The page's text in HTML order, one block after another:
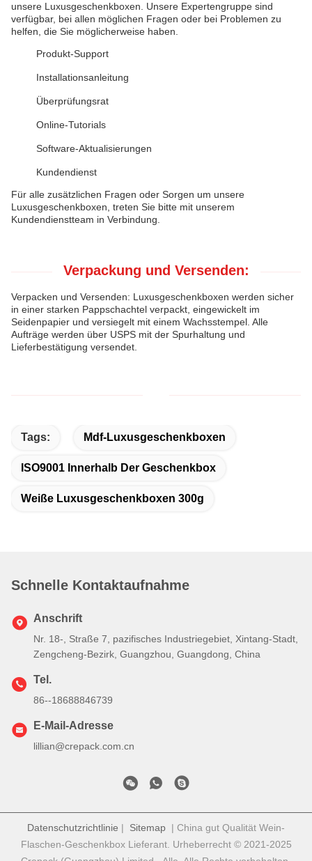
unsere Luxusgeschenkboxen. Unsere Expertengruppe sind
verfügbar, bei allen möglichen Fragen oder bei Problemen zu
helfen, die Sie möglicherweise haben.
Produkt-Support
Installationsanleitung
Überprüfungsrat
Online-Tutorials
Software-Aktualisierungen
Kundendienst
Für alle zusätzlichen Fragen oder Sorgen um unsere
Luxusgeschenkboxen, treten Sie bitte mit unserem
Kundendienstteam in Verbindung.
Verpackung und Versenden:
Verpacken und Versenden: Luxusgeschenkboxen werden sicher
in einer starken Pappschachtel verpackt, eingewickelt im
Seidenpapier und versiegelt mit einem Wachsstempel. Alle
Aufträge werden über USPS mit der Spurhaltung und
Lieferbestätigung versendet.
Tags: Mdf-Luxusgeschenkboxen
ISO9001 Innerhalb Der Geschenkbox
Weiße Luxusgeschenkboxen 300g
Schnelle Kontaktaufnahme
Anschrift
Nr. 18-, Straße 7, pazifisches Industriegebiet, Xintang-Stadt,
Zengcheng-Bezirk, Guangzhou, Guangdong, China
Tel.
86--18688846739
E-Mail-Adresse
lillian@crepack.com.cn
Datenschutzrichtlinie | Sitemap | China gut Qualität Wein-
Flaschen-Geschenkbox Lieferant. Urheberrecht © 2021-2025